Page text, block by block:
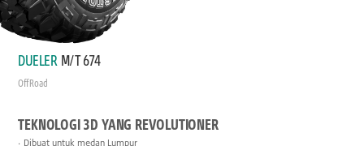
DUELER M/T 674
Off Road
TEKNOLOGI 3D YANG REVOLUTIONER
Dibuat untuk medan Lumpur